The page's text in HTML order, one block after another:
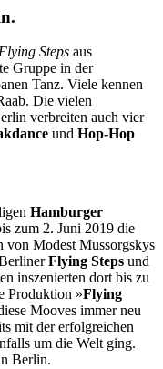
Flying Steps aus
Gruppe in der
Tanz. Viele kennen
Die vielen
verbreiten auch vier
und Hop-Hop
Hamburger
zum 2. Juni 2019 die
von Modest Mussorgskys
Flying Steps und
inszenierten dort bis zu
Produktion »Flying
Mooves immer neu
mit der erfolgreichen
um die Welt ging.
Berlin.